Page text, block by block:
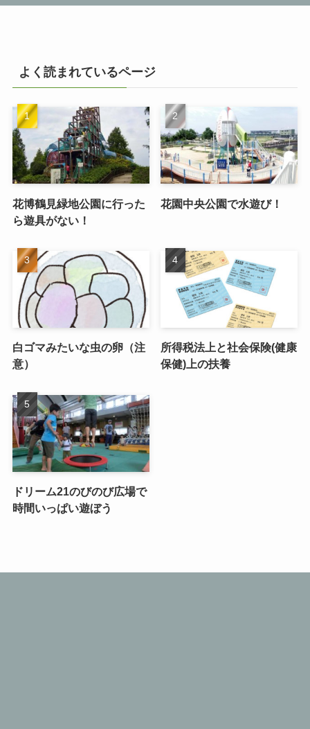
よく読まれているページ
花博鶴見緑地公園に行った
ら遊具がない！
花園中央公園で水遊び！
白ゴマみたいな虫の卵（注
意）
所得税法上と社会保険(健康
保健)上の扶養
ドリーム21のびのび広場で
時間いっぱい遊ぼう